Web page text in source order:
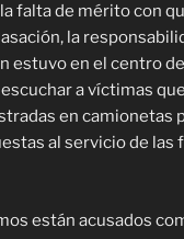
falta de mérito con
la
estuvo en el centro
a víctimas
en camionetas
al servicio de las
están acusados